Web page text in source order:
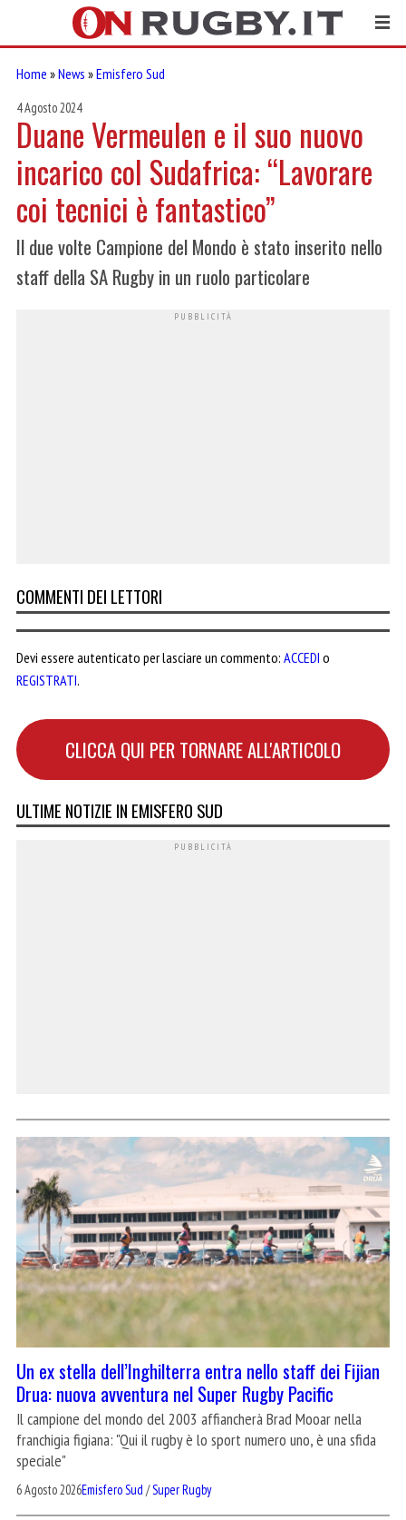
Home »News »Emisfero Sud
4 Agosto 2024
Duane Vermeulen e il suo nuovo
incarico col Sudafrica: “Lavorare
coi tecnici è fantastico”
Il due volte Campione del Mondo è stato inserito nello
staff della SA Rugby in un ruolo particolare
COMMENTI DEI LETTORI
Devi essere autenticato per lasciare un commento: ACCEDI o
REGISTRATI.
CLICCA QUI PER TORNARE ALL'ARTICOLO
ULTIME NOTIZIE IN EMISFERO SUD
Un ex stella dell’Inghilterra entra nello staff dei Fijian
Drua: nuova avventura nel Super Rugby Pacific
Il campione del mondo del 2003 affiancherà Brad Mooar nella
franchigia figiana: "Qui il rugby è lo sport numero uno, è una sfida
speciale"
6 Agosto 2026Emisfero Sud /Super Rugby